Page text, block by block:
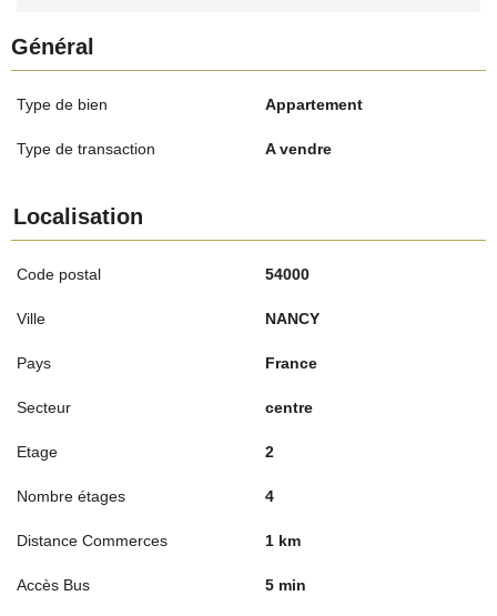
Général
Type de bien Appartement
Type de transaction A vendre
Localisation
Code postal 54000
Ville NANCY
Pays France
Secteur centre
Etage 2
Nombre étages 4
Distance Commerces 1 km
Accès Bus 5 min